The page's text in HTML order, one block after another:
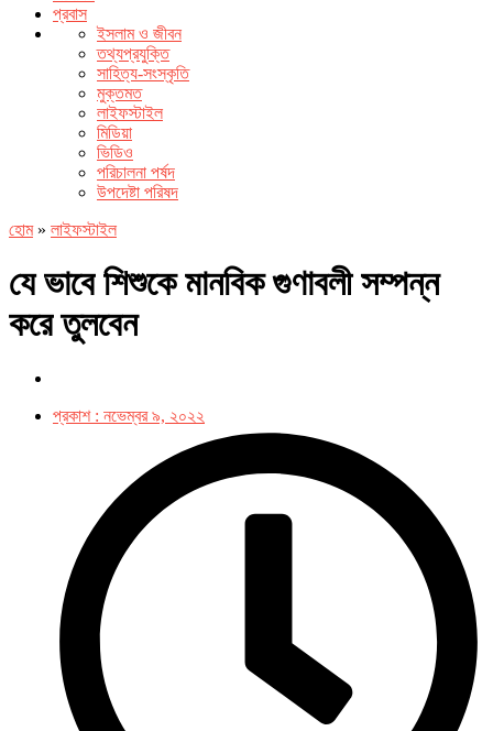
প্রবাস
ইসলাম ও জীবন
তথ্যপ্রযুক্তি
সাহিত্য-সংস্কৃতি
মুক্তমত
লাইফস্টাইল
মিডিয়া
ভিডিও
পরিচালনা পর্ষদ
উপদেষ্টা পরিষদ
হোম» লাইফস্টাইল
যে ভাবে শিশুকে মানবিক গুণাবলী সম্পন্ন
করে তুলবেন
প্রকাশ : নভেম্বর ৯, ২০২২